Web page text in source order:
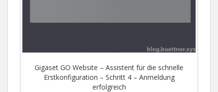
Gigaset GO Website – Assistent für die schnelle
Erstkonfiguration – Schritt 4 – Anmeldung
erfolgreich